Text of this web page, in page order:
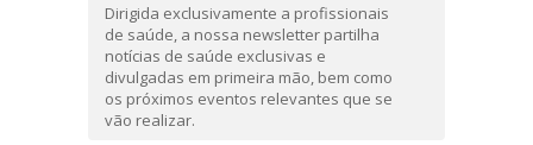
Dirigida exclusivamente a profissionais
de saúde, a nossa newsletter partilha
notícias de saúde exclusivas e
divulgadas em primeira mão, bem como
os próximos eventos relevantes que se
vão realizar.